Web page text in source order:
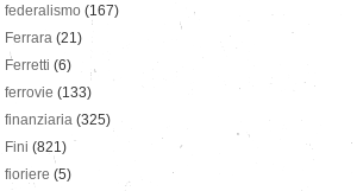
federalismo (167)
Ferrara (21)
Ferretti (6)
ferrovie (133)
finanziaria (325)
Fini (821)
fioriere (5)